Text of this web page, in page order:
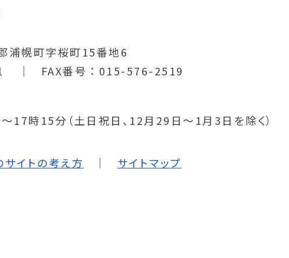
浦幌町字桜町15番地6
FAX番号
015-576-2519
17時15分（土日祝日、12月29日～1月3日を除く）
サイトの考え方 サイトマップ